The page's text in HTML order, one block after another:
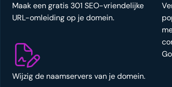
Maak een gratis 301 SEO-vriendelijke
URL-omleiding op je domein.
Wijzig de naamservers van je domein.